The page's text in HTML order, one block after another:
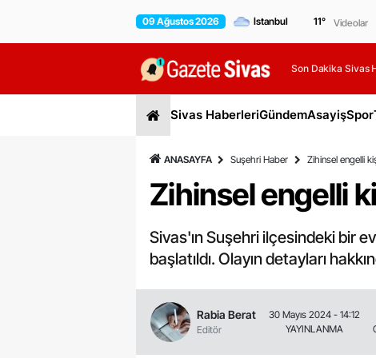
09 Ağustos 2026 11° Videolar
Son Dakika Sivas
Sivas HaberleriGündemAsayişSpor
ANASAYFA Suşehri Haber Zihinsel engelli
Zihinsel engelli
Sivas'ın Suşehri ilçesindeki bir
başlatıldı. Olayın detayları
Rabia Berat
Editör
30 Mayıs 2024 - 14:12
YAYINLANMA